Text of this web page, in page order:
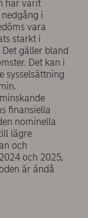
har varit
i
vara
starkt i
Det gäller bland
Det kan i
sysselsättning
finansiella
nominella
lägre
och
och 2025,
är ändå